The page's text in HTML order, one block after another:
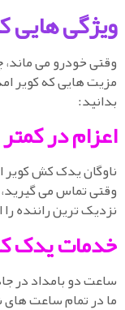
هایی
خودرو می ماند،
هایی که کویر
در کمتر
یدک کش کویر
تماس می گیرید،
ترین راننده را
یدک
دو بامداد در
در تمام ساعت های